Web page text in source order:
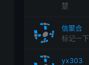
楚
信聚合
标记一下
yx303